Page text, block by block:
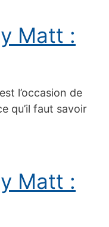
Matt :
l’occasion de
qu’il faut savoir
Matt :